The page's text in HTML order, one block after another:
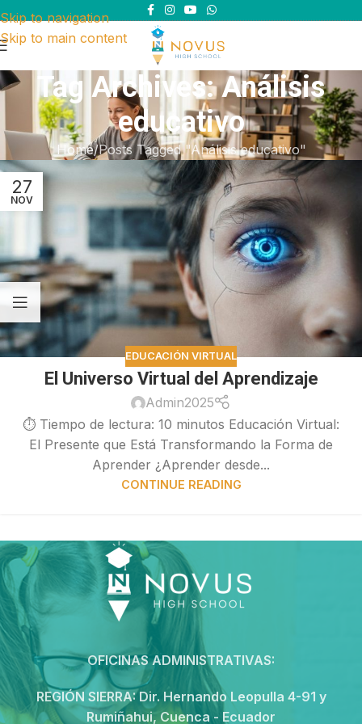
Skip to navigation
Skip to main content
Tag Archives: Análisis
educativo
Home Posts Tagged "Análisis educativo"
27
NOV
EDUCACIÓN VIRTUAL
El Universo Virtual del Aprendizaje
Admin2025
⏱ Tiempo de lectura: 10 minutos Educación Virtual:
El Presente que Está Transformando la Forma de
Aprender ¿Aprender desde...
CONTINUE READING
OFICINAS ADMINISTRATIVAS:
REGIÓN SIERRA:Dir. Hernando Leopulla 4-91 y
Rumiñahui, Cuenca - Ecuador